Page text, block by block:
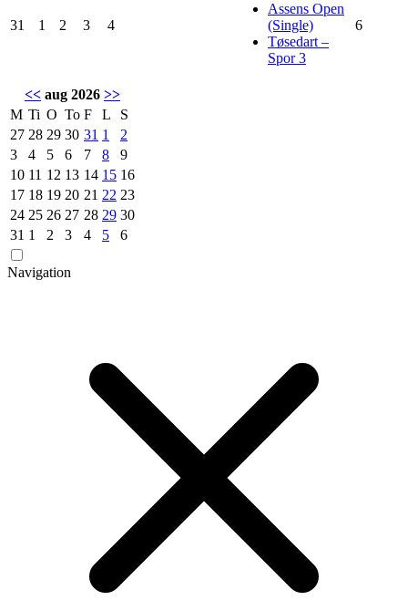
31 1 2 3 4
Assens Open
(Single)
Tøsedart –
Spor 3
6
<< aug 2026 >>
M Ti O To F L
S
27 28 29 30 31 1
2
3
4 5 6 7 8
9
10 11 12 13 14 15 16
17 18 19 20 21 22 23
24 25 26 27 28 29 30
31 1 2 3 4 5 6
Navigation